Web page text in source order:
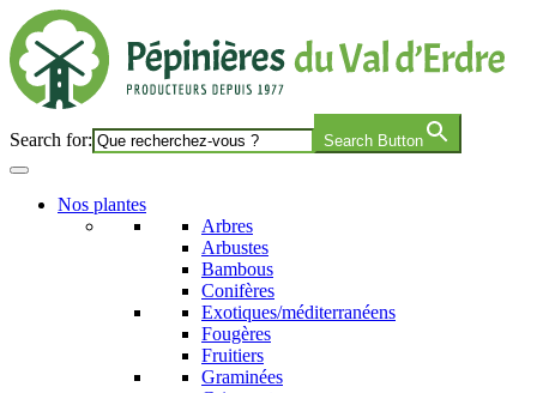
Search for: Search Button
Nos plantes
Arbres
Arbustes
Bambous
Conifères
Exotiques/méditerranéens
Fougères
Fruitiers
Graminées